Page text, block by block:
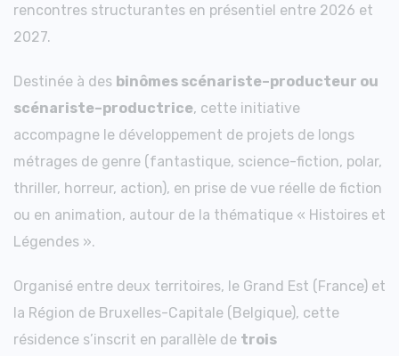
rencontres structurantes en présentiel entre 2026 et
2027.
Destinée à des binômes scénariste–producteur ou
scénariste–productrice, cette initiative
accompagne le développement de projets de longs
métrages de genre (fantastique, science-fiction, polar,
thriller, horreur, action), en prise de vue réelle de fiction
ou en animation, autour de la thématique « Histoires et
Légendes ».
Organisé entre deux territoires, le Grand Est (France) et
la Région de Bruxelles-Capitale (Belgique), cette
résidence s’inscrit en parallèle de trois